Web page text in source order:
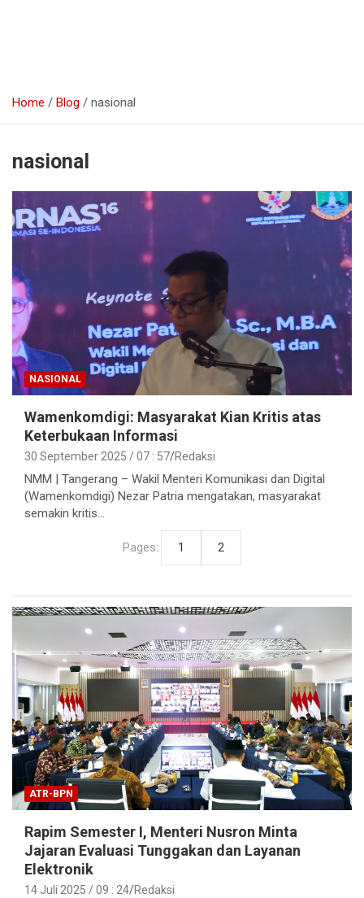
Home Blog nasional
nasional
NASIONAL
Wamenkomdigi: Masyarakat Kian Kritis atas
Keterbukaan Informasi
30 September 2025 / 07 : 57 Redaksi
NMM | Tangerang – Wakil Menteri Komunikasi dan Digital
(Wamenkomdigi) Nezar Patria mengatakan, masyarakat
semakin kritis…
Pages: 1 2
ATR-BPN
Rapim Semester I, Menteri Nusron Minta
Jajaran Evaluasi Tunggakan dan Layanan
Elektronik
14 Juli 2025 / 09 : 24 Redaksi